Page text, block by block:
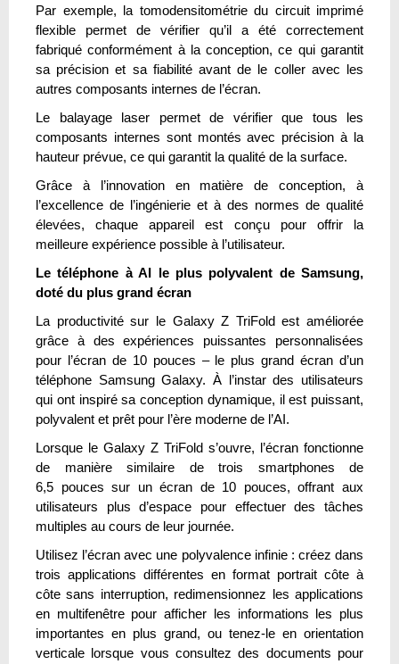
Par exemple, la tomodensitométrie du circuit imprimé
flexible permet de vérifier qu’il a été correctement
fabriqué conformément à la conception, ce qui garantit
sa précision et sa fiabilité avant de le coller avec les
autres composants internes de l’écran.
Le balayage laser permet de vérifier que tous les
composants internes sont montés avec précision à la
hauteur prévue, ce qui garantit la qualité de la surface.
Grâce à l’innovation en matière de conception, à
l’excellence de l’ingénierie et à des normes de qualité
élevées, chaque appareil est conçu pour offrir la
meilleure expérience possible à l’utilisateur.
Le téléphone à AI le plus polyvalent de Samsung,
doté du plus grand écran
La productivité sur le Galaxy Z TriFold est améliorée
grâce à des expériences puissantes personnalisées
pour l’écran de 10 pouces – le plus grand écran d’un
téléphone Samsung Galaxy. À l’instar des utilisateurs
qui ont inspiré sa conception dynamique, il est puissant,
polyvalent et prêt pour l’ère moderne de l’AI.
Lorsque le Galaxy Z TriFold s’ouvre, l’écran fonctionne
de manière similaire de trois smartphones de
6,5 pouces sur un écran de 10 pouces, offrant aux
utilisateurs plus d’espace pour effectuer des tâches
multiples au cours de leur journée.
Utilisez l’écran avec une polyvalence infinie : créez dans
trois applications différentes en format portrait côte à
côte sans interruption, redimensionnez les applications
en multifenêtre pour afficher les informations les plus
importantes en plus grand, ou tenez-le en orientation
verticale lorsque vous consultez des documents pour